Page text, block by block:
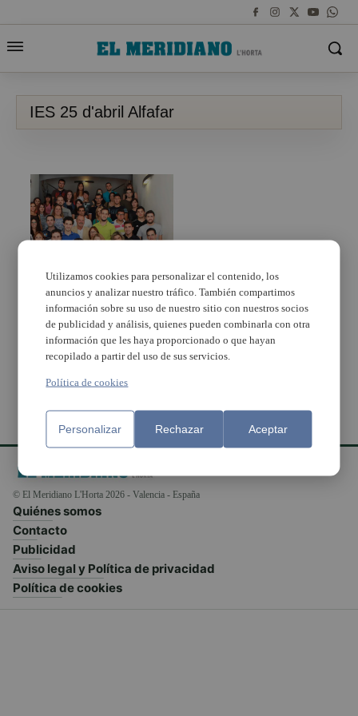
IES 25 d'abril Alfafar
El IES 25 d’abril de
Alfafar, entre los 50
centros con mejor nota
media en selectividad
© El Meridiano L'Horta 2026 - Valencia - España
Quiénes somos
Contacto
Publicidad
Aviso legal y Política de privacidad
Política de cookies
Utilizamos cookies para personalizar el contenido, los
anuncios y analizar nuestro tráfico. También compartimos
información sobre su uso de nuestro sitio con nuestros socios
de publicidad y análisis, quienes pueden combinarla con otra
información que les haya proporcionado o que hayan
recopilado a partir del uso de sus servicios.
Política de cookies
Personalizar Rechazar Aceptar